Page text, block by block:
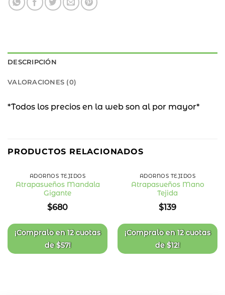
DESCRIPCIÓN
VALORACIONES (0)
*Todos los precios en la web son al por mayor*
PRODUCTOS RELACIONADOS
ADORNOS TEJIDOS
Atrapasueños Mandala
Gigante
$680
¡Compralo en12 cuotas
de$57!
ADORNOS TEJIDOS
Atrapasueños Mano
Tejida
$139
¡Compralo en12 cuotas
de$12!